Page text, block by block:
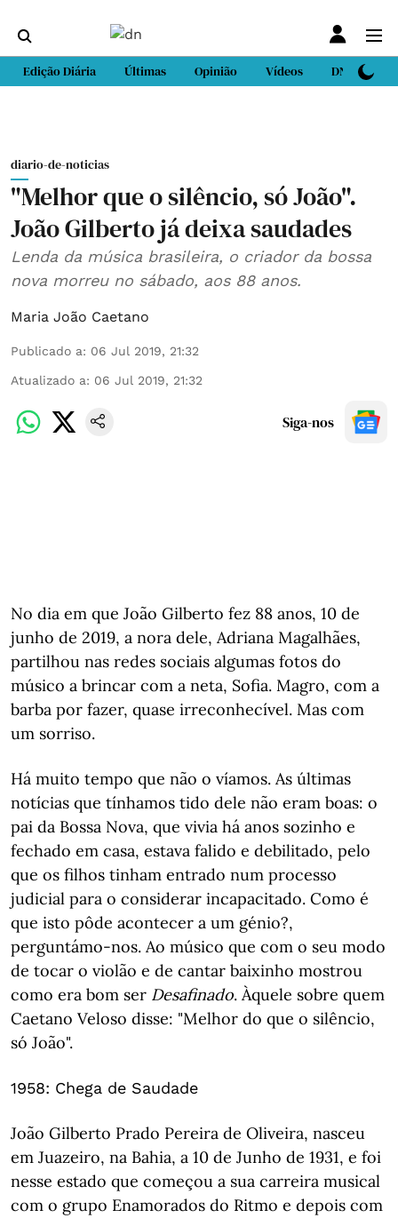
Edição Diária Últimas Opinião Vídeos DN Sport
diario-de-noticias
"Melhor que o silêncio, só João".
João Gilberto já deixa saudades
Lenda da música brasileira, o criador da bossa
nova morreu no sábado, aos 88 anos.
Maria João Caetano
Publicado a: 06 Jul 2019, 21:32
Atualizado a: 06 Jul 2019, 21:32
Siga-nos
No dia em que João Gilberto fez 88 anos, 10 de
junho de 2019, a nora dele, Adriana Magalhães,
partilhou nas redes sociais algumas fotos do
músico a brincar com a neta, Sofia. Magro, com a
barba por fazer, quase irreconhecível. Mas com
um sorriso.
Há muito tempo que não o víamos. As últimas
notícias que tínhamos tido dele não eram boas: o
pai da Bossa Nova, que vivia há anos sozinho e
fechado em casa, estava falido e debilitado, pelo
que os filhos tinham entrado num processo
judicial para o considerar incapacitado. Como é
que isto pôde acontecer a um génio?,
perguntámo-nos. Ao músico que com o seu modo
de tocar o violão e de cantar baixinho mostrou
como era bom ser Desafinado. Àquele sobre quem
Caetano Veloso disse: "Melhor do que o silêncio,
só João".
1958: Chega de Saudade
João Gilberto Prado Pereira de Oliveira, nasceu
em Juazeiro, na Bahia, a 10 de Junho de 1931, e foi
nesse estado que começou a sua carreira musical
com o grupo Enamorados do Ritmo e depois com